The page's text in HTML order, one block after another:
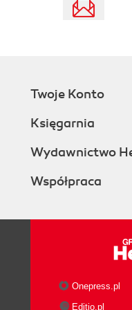
Krzywe
Obiekty
Łaty (55)
Łaty
Rozdział 2:
Tworzenie sceny
Zapisywanie
Twoje Konto
Księgarnia
Wydawnictwo
Współpraca
Onepress.pl
Editio.pl